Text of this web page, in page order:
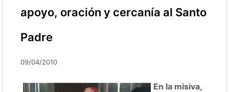
apoyo, oración y cercanía al Santo
Padre
09/04/2010
En la misiva,